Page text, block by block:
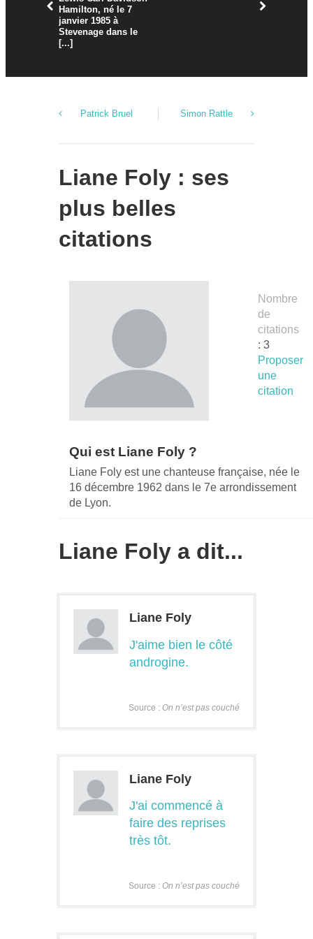
Hamilton, né le 7
janvier 1985 à
Stevenage dans le
[...]
Patrick Bruel Simon Rattle
Liane Foly : ses
plus belles
citations
Nombre
de
citations
: 3
Proposer
une
citation
Qui est Liane Foly ?
Liane Foly est une chanteuse française, née le
16 décembre 1962 dans le 7e arrondissement
de Lyon.
Liane Foly a dit...
Liane Foly
J'aime bien le côté
androgine.
Source : On n’est pas couché
Liane Foly
J'ai commencé à
faire des reprises
très tôt.
Source : On n’est pas couché